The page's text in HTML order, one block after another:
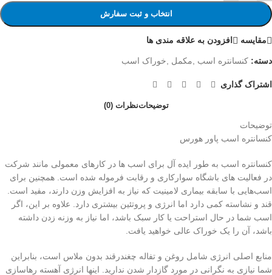
انتخاب و ثبت سفارش
مقایسه افزودن به علاقه مندی ها
دسته: کنسانتره اسب ,مکمل ,خوراک اسب
اشتراک گذاری
توضیحاتنظرات (0)
توضیحات
کنسانتره اسب پاور هورس
کنسانتره اسب به طور ایده آل برای اسب ها در کارهای معمولی مانند شرکت
در فعالیت های باشگاه سوارکاری و رقابت فرموله شده است. همچنین برای
اسب‌هایی با سابقه بیماری لامینیت که نیاز به افزایش وزن دارند، مفید است.
قند و نشاسته کمی دارد اما انرژی و پروتئین بیشتری دارد. علاوه بر این، اگر
اسب شما در حال استراحت یا کار سبک باشد، اما نیاز به وزنه زدن داشته
باشد، آن را یک خوراک عالی خواهید یافت.
منابع اصلی انرژی شامل روغن و تفاله چغندرقند بدون ملاس است، بنابراین
شما نیازی به نگرانی در مورد گازدار شدن ندارید. اینها انرژی آهسته رهاسازی